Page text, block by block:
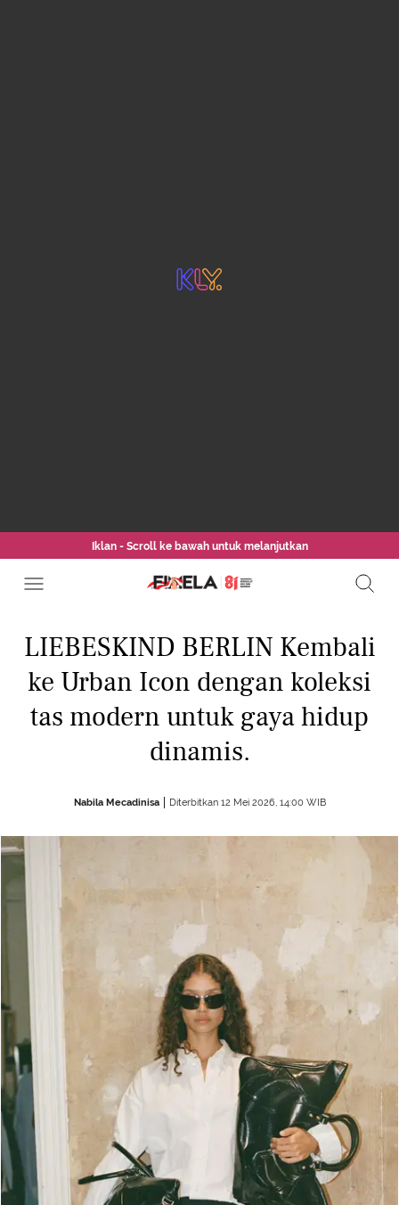
Iklan - Scroll ke bawah untuk melanjutkan
LIEBESKIND BERLIN Kembali
ke Urban Icon dengan koleksi
tas modern untuk gaya hidup
dinamis.
Nabila Mecadinisa Diterbitkan 12 Mei 2026, 14:00 WIB